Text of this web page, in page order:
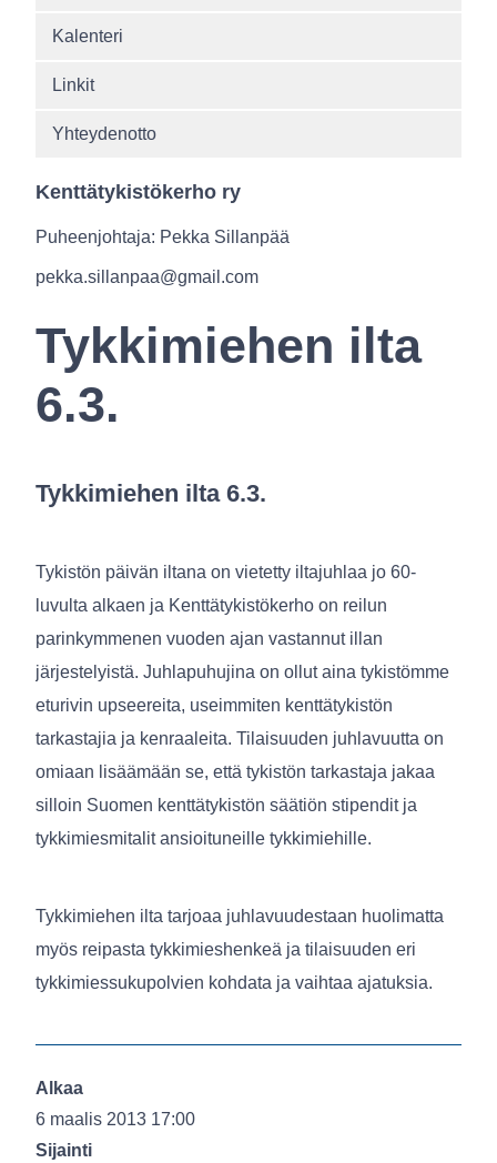
Kalenteri
Linkit
Yhteydenotto
Kenttätykistökerho ry
Puheenjohtaja: Pekka Sillanpää
pekka.sillanpaa@gmail.com
Tykkimiehen ilta
6.3.
Tykkimiehen ilta 6.3.
Tykistön päivän iltana on vietetty iltajuhlaa jo 60-
luvulta alkaen ja Kenttätykistökerho on reilun
parinkymmenen vuoden ajan vastannut illan
järjestelyistä. Juhlapuhujina on ollut aina tykistömme
eturivin upseereita, useimmiten kenttätykistön
tarkastajia ja kenraaleita. Tilaisuuden juhlavuutta on
omiaan lisäämään se, että tykistön tarkastaja jakaa
silloin Suomen kenttätykistön säätiön stipendit ja
tykkimiesmitalit ansioituneille tykkimiehille.
Tykkimiehen ilta tarjoaa juhlavuudestaan huolimatta
myös reipasta tykkimieshenkeä ja tilaisuuden eri
tykkimiessukupolvien kohdata ja vaihtaa ajatuksia.
Alkaa
6 maalis 2013 17:00
Sijainti